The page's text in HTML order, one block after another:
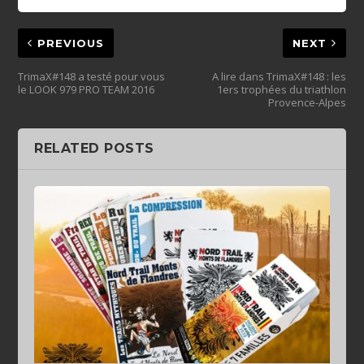
PREVIOUS
TrimaX#148 a testé pour vous
le LOOK 979 PRO TEAM 2016
NEXT
A lire dans TrimaX#148 : les
1ers trophées du triathlon
Provence-Alpes
RELATED POSTS